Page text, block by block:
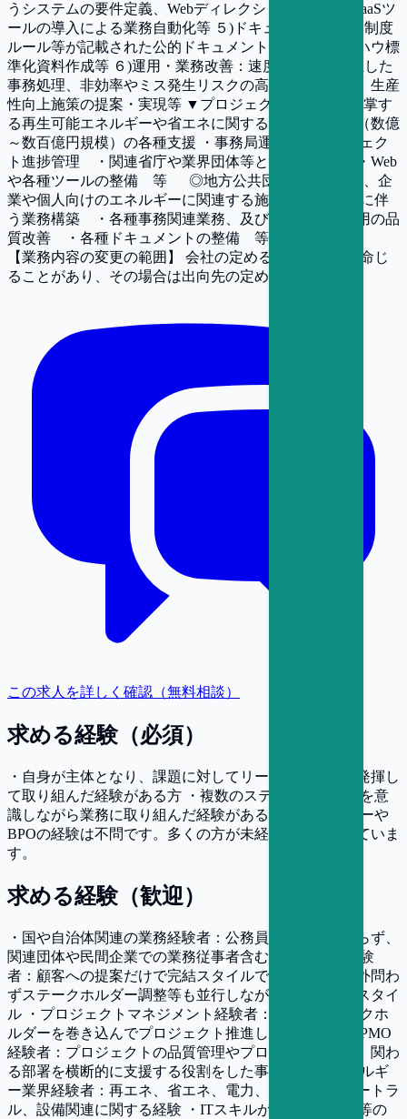
うシステムの要件定義、Webディレクション、RPAやSaaSツ
ールの導入による業務自動化等 ５)ドキュメント制作：制度
ルール等が記載された公的ドキュメントの作成、ノウハウ標
準化資料作成等 ６)運用・業務改善：速度と品質を両立した
事務処理、非効率やミス発生リスクの高い業務の改善、生産
性向上施策の提案・実現等 ▼プロジェクト例 ◎国が管掌す
る再生可能エネルギーや省エネに関するプロジェクト（数億
～数百億円規模）の各種支援 ・事務局運営 ・プロジェク
ト進捗管理 ・関連省庁や業界団体等とのやり取り ・Web
や各種ツールの整備 等 ◎地方公共団体が推進する、企
業や個人向けのエネルギーに関連する施策支援 ・制度に伴
う業務構築 ・各種事務関連業務、及び効率化 ・運用の品
質改善 ・各種ドキュメントの整備 等
【業務内容の変更の範囲】
会社の定める職種（出向を命じ
ることがあり、その場合は出向先の定める職種）
この求人を詳しく確認（無料相談）
求める経験（必須）
・自身が主体となり、課題に対してリーダーシップを発揮し
て取り組んだ経験がある方 ・複数のステークホルダーを意
識しながら業務に取り組んだ経験がある方 ※エネルギーや
BPOの経験は不問です。多くの方が未経験で入社されていま
す。
求める経験（歓迎）
・国や自治体関連の業務経験者：公務員としてのみならず、
関連団体や民間企業での業務従事者含む ・法人営業経験
者：顧客への提案だけで完結スタイルではなく、社内外問わ
ずステークホルダー調整等も並行しながら提案を行うスタイ
ル ・プロジェクトマネジメント経験者：関わるステークホ
ルダーを巻き込んでプロジェクト推進した事がある ・PMO
経験者：プロジェクトの品質管理やプロセスの標準化、関わ
る部署を横断的に支援する役割をした事がある ・エネルギ
ー業界経験者：再エネ、省エネ、電力、カーボンニュートラ
ル、設備関連に関する経験 ・ITスキルが高い方：RPA等の